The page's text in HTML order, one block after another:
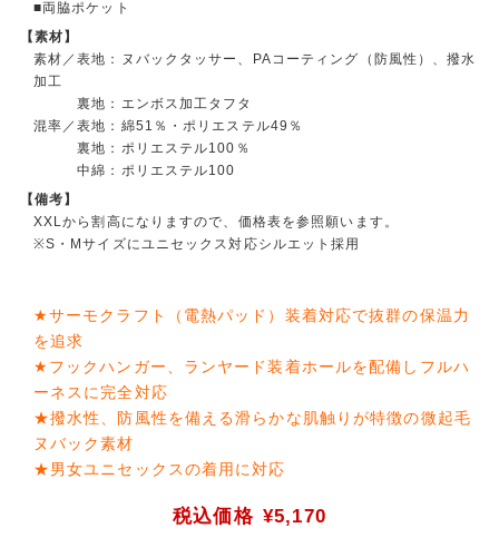
■両脇ポケット
【素材】
素材／表地：ヌバックタッサー、PAコーティング（防風性）、撥水
加工
裏地：エンボス加工タフタ
混率／表地：綿51％・ポリエステル49％
裏地：ポリエステル100％
中綿：ポリエステル100
【備考】
XXLから割高になりますので、価格表を参照願います。
※S・Mサイズにユニセックス対応シルエット採用
★サーモクラフト（電熱パッド）装着対応で抜群の保温力
を追求
★フックハンガー、ランヤード装着ホールを配備しフルハ
ーネスに完全対応
★撥水性、防風性を備える滑らかな肌触りが特徴の微起毛
ヌバック素材
★男女ユニセックスの着用に対応
税込価格 ¥5,170